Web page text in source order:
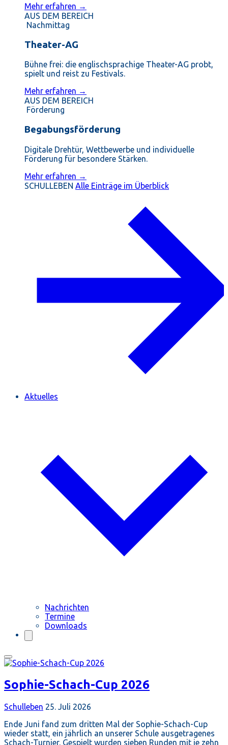
Mehr erfahren →
AUS DEM BEREICH
Nachmittag
Theater-AG
Bühne frei: die englischsprachige Theater-AG probt,
spielt und reist zu Festivals.
Mehr erfahren →
AUS DEM BEREICH
Förderung
Begabungsförderung
Digitale Drehtür, Wettbewerbe und individuelle
Förderung für besondere Stärken.
Mehr erfahren →
SCHULLEBEN Alle Einträge im Überblick
Aktuelles
Nachrichten
Termine
Downloads
Sophie-Schach-Cup 2026
Schulleben 25. Juli 2026
Ende Juni fand zum dritten Mal der Sophie-Schach-Cup
wieder statt, ein jährlich an unserer Schule ausgetragenes
Schach-Turnier. Gespielt wurden sieben Runden mit je zehn